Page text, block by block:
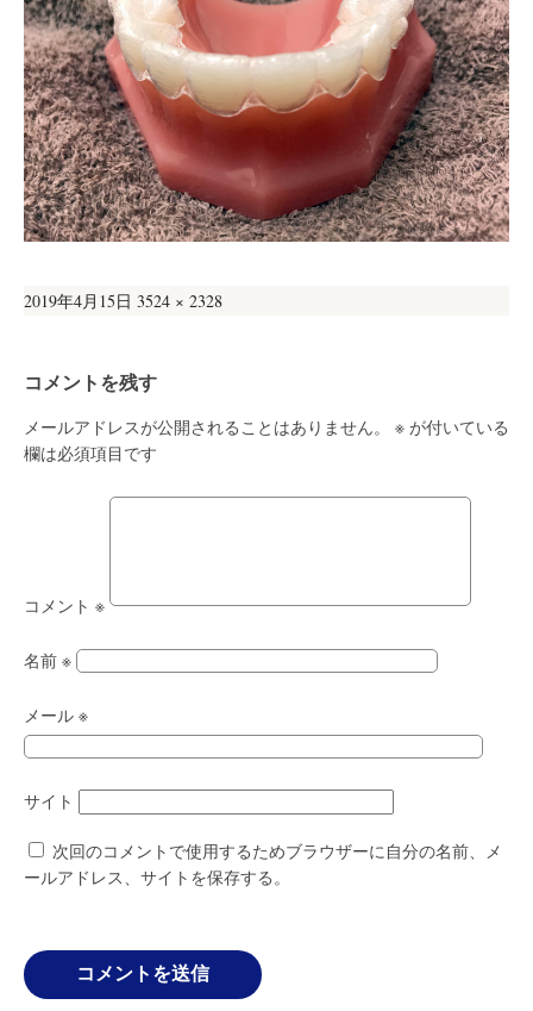
投
2019年4月15日 フ
イ
ズ
3524 × 2328
コメントを残す
メールアドレスが公開されることはありません。 ※ が付いている
欄は必須項目です
コメント ※
名前 ※
メール ※
サイト
次回のコメントで使用するためブラウザーに自分の名前、メ
ールアドレス、サイトを保存する。